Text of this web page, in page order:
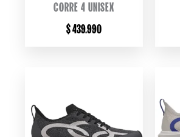
CORRE 4 UNISEX
$439.990